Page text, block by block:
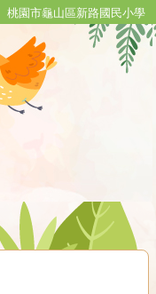
桃園市龜山區新路國民小學